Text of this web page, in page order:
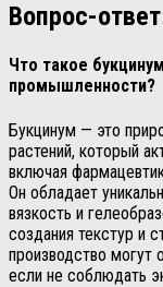
Вопрос-
Что такое
промышленности?
Букцинум — это
растений, который
включая
Он обладает
вязкость и
создания текстур и
производство
если не соблюдать